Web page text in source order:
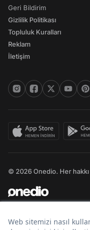
Geri Bildirim
Gizlilik Politikası
Topluluk Kuralları
Reklam
İletişim
© 2026 Onedio. Her hakkı
Bir